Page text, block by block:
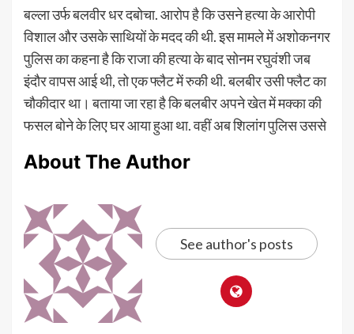
बल्ला उर्फ बलवीर धर दबोचा. आरोप है कि उसने हत्या के आरोपी
विशाल और उसके साथियों के मदद की थी. इस मामले में अशोकनगर
पुलिस का कहना है कि राजा की हत्या के बाद सोनम रघुवंशी जब
इंदौर वापस आई थी, तो एक फ्लैट में रुकी थी. बलबीर उसी फ्लैट का
चौकीदार था। बताया जा रहा है कि बलबीर अपने खेत में मक्का की
फसल बोने के लिए घर आया हुआ था. वहीं अब शिलांग पुलिस उससे
About The Author
See author's posts